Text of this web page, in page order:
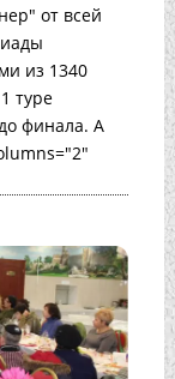
от всей
из 1340
туре
финала. А